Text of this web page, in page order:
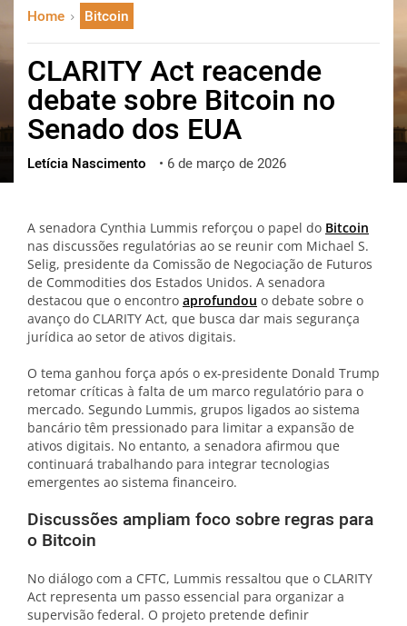
中文
한국어
العربية
ไทย
ქართული
Home Bitcoin
CLARITY Act reacende
debate sobre Bitcoin no
Senado dos EUA
Letícia Nascimento • 6 de março de 2026
A senadora Cynthia Lummis reforçou o papel do Bitcoin
nas discussões regulatórias ao se reunir com Michael S.
Selig, presidente da Comissão de Negociação de Futuros
de Commodities dos Estados Unidos. A senadora
destacou que o encontro aprofundou o debate sobre o
avanço do CLARITY Act, que busca dar mais segurança
jurídica ao setor de ativos digitais.
O tema ganhou força após o ex-presidente Donald Trump
retomar críticas à falta de um marco regulatório para o
mercado. Segundo Lummis, grupos ligados ao sistema
bancário têm pressionado para limitar a expansão de
ativos digitais. No entanto, a senadora afirmou que
continuará trabalhando para integrar tecnologias
emergentes ao sistema financeiro.
Discussões ampliam foco sobre regras para
o Bitcoin
No diálogo com a CFTC, Lummis ressaltou que o CLARITY
Act representa um passo essencial para organizar a
supervisão federal. O projeto pretende definir